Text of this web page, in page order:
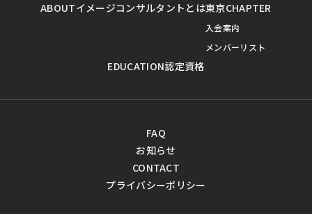
ABOUTイメージコンサルタントとは東京CHAPTER
入会案内
メンバーリスト
EDUCATION認定資格
FAQ
お知らせ
CONTACT
プライバシーポリシー